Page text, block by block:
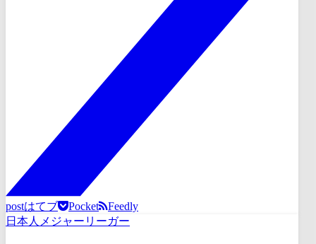
postはてブ Pocket
Feedly
日本人メジャーリーガー